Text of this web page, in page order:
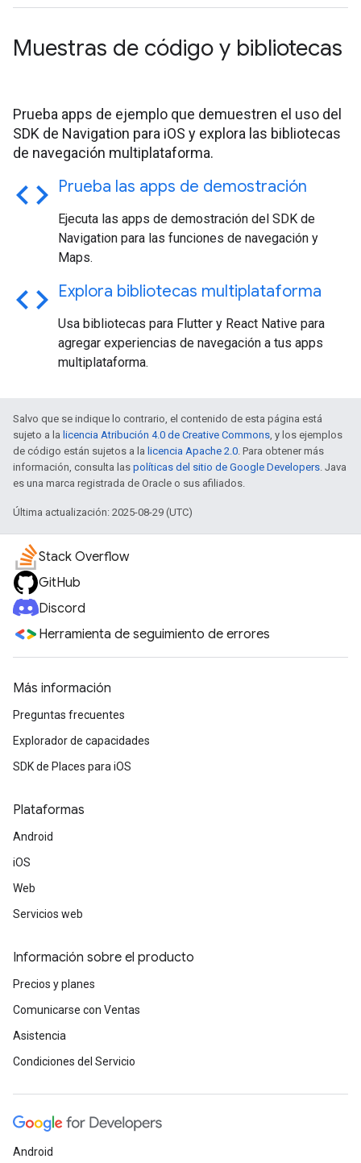
Muestras de código y bibliotecas
Prueba apps de ejemplo que demuestren el uso del
SDK de Navigation para iOS y explora las bibliotecas
de navegación multiplataforma.
code Prueba las apps de demostración
Ejecuta las apps de demostración del SDK de
Navigation para las funciones de navegación y
Maps.
code Explora bibliotecas multiplataforma
Usa bibliotecas para Flutter y React Native para
agregar experiencias de navegación a tus apps
multiplataforma.
Salvo que se indique lo contrario, el contenido de esta página está
sujeto a la licencia Atribución 4.0 de Creative Commons, y los ejemplos
de código están sujetos a la licencia Apache 2.0. Para obtener más
información, consulta las políticas del sitio de Google Developers. Java
es una marca registrada de Oracle o sus afiliados.
Última actualización: 2025-08-29 (UTC)
Stack Overflow
GitHub
Discord
Herramienta de seguimiento de errores
Más información
Preguntas frecuentes
Explorador de capacidades
SDK de Places para iOS
Plataformas
Android
iOS
Web
Servicios web
Información sobre el producto
Precios y planes
Comunicarse con Ventas
Asistencia
Condiciones del Servicio
Android